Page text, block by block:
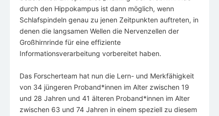
durch den Hippokampus ist dann möglich, wenn
Schlafspindeln genau zu jenen Zeitpunkten auftreten, in
denen die langsamen Wellen die Nervenzellen der
Großhirnrinde für eine effiziente
Informationsverarbeitung vorbereitet haben.
Das Forscherteam hat nun die Lern- und Merkfähigkeit
von 34 jüngeren Proband*innen im Alter zwischen 19
und 28 Jahren und 41 älteren Proband*innen im Alter
zwischen 63 und 74 Jahren in einem speziell zu diesem